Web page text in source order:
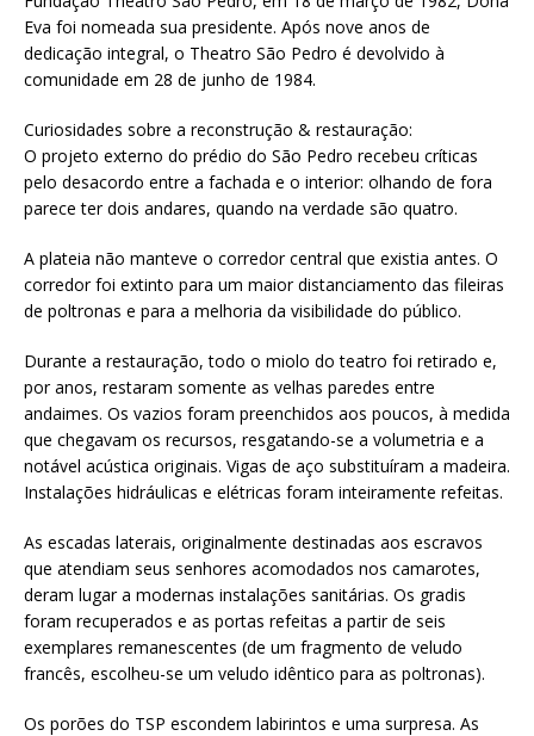
Eva foi nomeada sua presidente. Após nove anos de
dedicação integral, o Theatro São Pedro é devolvido à
comunidade em 28 de junho de 1984.
Curiosidades sobre a reconstrução & restauração:
O projeto externo do prédio do São Pedro recebeu críticas
pelo desacordo entre a fachada e o interior: olhando de fora
parece ter dois andares, quando na verdade são quatro.
A plateia não manteve o corredor central que existia antes. O
corredor foi extinto para um maior distanciamento das fileiras
de poltronas e para a melhoria da visibilidade do público.
Durante a restauração, todo o miolo do teatro foi retirado e,
por anos, restaram somente as velhas paredes entre
andaimes. Os vazios foram preenchidos aos poucos, à medida
que chegavam os recursos, resgatando-se a volumetria e a
notável acústica originais. Vigas de aço substituíram a madeira.
Instalações hidráulicas e elétricas foram inteiramente refeitas.
As escadas laterais, originalmente destinadas aos escravos
que atendiam seus senhores acomodados nos camarotes,
deram lugar a modernas instalações sanitárias. Os gradis
foram recuperados e as portas refeitas a partir de seis
exemplares remanescentes (de um fragmento de veludo
francês, escolheu-se um veludo idêntico para as poltronas).
Os porões do TSP escondem labirintos e uma surpresa. As